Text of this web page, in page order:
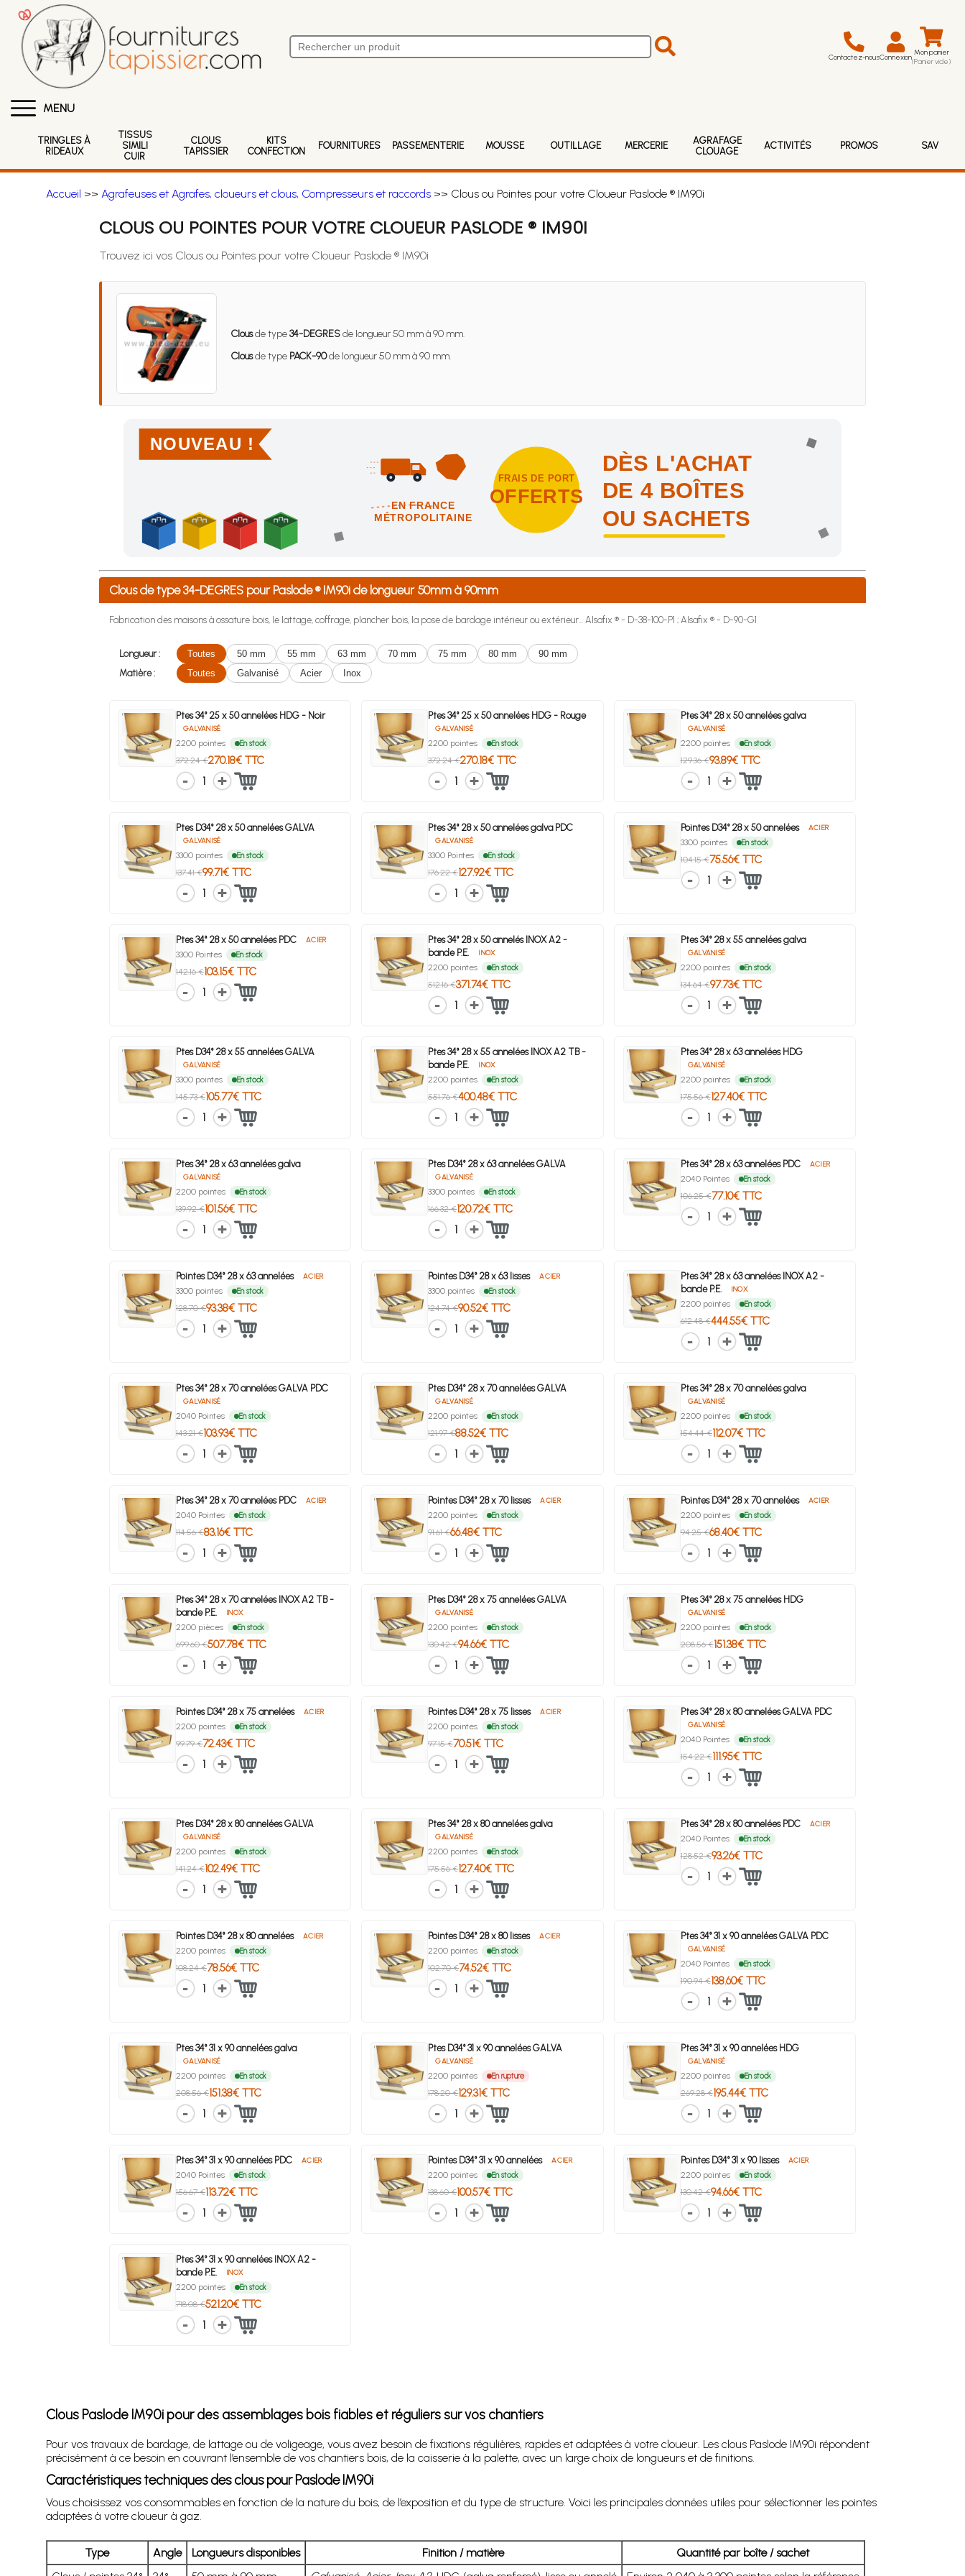
Contactez-nousConnexion Mon panier
(Panier vide)
MENU
TRINGLES À
RIDEAUX
TISSUS
SIMILI
CUIR
CLOUS
TAPISSIER
KITS
CONFECTION
FOURNITURES PASSEMENTERIE MOUSSE OUTILLAGE MERCERIE
AGRAFAGE
CLOUAGE
ACTIVITÉS PROMOS SAV
Accueil >> Agrafeuses et Agrafes, cloueurs et clous, Compresseurs et raccords>> Clous ou Pointes pour votre Cloueur Paslode ® IM90i
CLOUS OU POINTES POUR VOTRE CLOUEUR PASLODE ® IM90I
Trouvez ici vos Clous ou Pointes pour votre Cloueur Paslode ® IM90i
Clousde type34-DEGRESde longueur 50 mm à 90 mm.
Clousde type PACK-90de longueur 50 mm à 90 mm.
NOUVEAU !
EN FRANCE
MÉTROPOLITAINE
FRAIS DE PORT
OFFERTS
DÈS L'ACHAT
DE 4 BOÎTES
OU SACHETS
Achetez 4 sachets ou boîtes d'agrafes ou de pointes et nous vous offrons les frais de port en France métropolitaine !
Clous de type 34-DEGRES pour Paslode ® IM90i de longueur 50mm à 90mm
Fabrication des maisons à ossature bois, le lattage, coffrage, plancher bois, la pose de bardage intérieur ou extérieur... Alsafix ® - D-38-100-P1 ; Alsafix ® - D-90-G1
Longueur : Toutes 50 mm 55 mm 63 mm 70 mm 75 mm 80 mm
90 mm
Matière :
Toutes Galvanisé Acier Inox
Ptes 34° 25 x 50 annelées HDG - Noir
GALVANISÉ
2200 pointes En stock
372.24 €270.18€ TTC
1
Ptes 34° 25 x 50 annelées HDG - Rouge
GALVANISÉ
2200 pointes En stock
372.24 €270.18€ TTC
1
Ptes 34° 28 x 50 annelées galva
GALVANISÉ
2200 pointes En stock
129.36 €93.89€ TTC
1
Ptes D34° 28 x 50 annelées GALVA
GALVANISÉ
3300 pointes En stock
137.41 €99.71€ TTC
1
Ptes 34° 28 x 50 annelées galva PDC
GALVANISÉ
3300 Pointes En stock
176.22 €127.92€ TTC
1
Pointes D34° 28 x 50 annelées ACIER
3300 pointes En stock
104.15 €75.56€ TTC
1
Ptes 34° 28 x 50 annelées PDC ACIER
3300 Pointes En stock
142.16 €103.15€ TTC
1
Ptes 34° 28 x 50 annelés INOX A2 -
bande P.E.
INOX
2200 pointes En stock
512.16 €371.74€ TTC
1
Ptes 34° 28 x 55 annelées galva
GALVANISÉ
2200 pointes En stock
134.64 €97.73€ TTC
1
Ptes D34° 28 x 55 annelées GALVA
GALVANISÉ
3300 pointes En stock
145.73 €105.77€ TTC
1
Ptes 34° 28 x 55 annelées INOX A2 TB -
bande P.E.
INOX
2200 pointes En stock
551.76 €400.48€ TTC
1
Ptes 34° 28 x 63 annelées HDG
GALVANISÉ
2200 pointes En stock
175.56 €127.40€ TTC
1
Ptes 34° 28 x 63 annelées galva
GALVANISÉ
2200 pointes En stock
139.92 €101.56€ TTC
1
Ptes D34° 28 x 63 annelées GALVA
GALVANISÉ
3300 pointes En stock
166.32 €120.72€ TTC
1
Ptes 34° 28 x 63 annelées PDC ACIER
2040 Pointes En stock
106.25 €77.10€ TTC
1
Pointes D34° 28 x 63 annelées ACIER
3300 pointes En stock
128.70 €93.38€ TTC
1
Pointes D34° 28 x 63 lisses ACIER
3300 pointes En stock
124.74 €90.52€ TTC
1
Ptes 34° 28 x 63 annelées INOX A2 -
bande P.E.
INOX
2200 pointes En stock
612.48 €444.55€ TTC
1
Ptes 34° 28 x 70 annelées GALVA PDC
GALVANISÉ
2040 Pointes En stock
143.21 €103.93€ TTC
1
Ptes D34° 28 x 70 annelées GALVA
GALVANISÉ
2200 pointes En stock
121.97 €88.52€ TTC
1
Ptes 34° 28 x 70 annelées galva
GALVANISÉ
2200 pointes En stock
154.44 €112.07€ TTC
1
Ptes 34° 28 x 70 annelées PDC ACIER
2040 Pointes En stock
114.56 €83.16€ TTC
1
Pointes D34° 28 x 70 lisses ACIER
2200 pointes En stock
91.61 €66.48€ TTC
1
Pointes D34° 28 x 70 annelées ACIER
2200 pointes En stock
94.25 €68.40€ TTC
1
Ptes 34° 28 x 70 annelées INOX A2 TB -
bande P.E.
INOX
2200 pièces En stock
699.60 €507.78€ TTC
1
Ptes D34° 28 x 75 annelées GALVA
GALVANISÉ
2200 pointes En stock
130.42 €94.66€ TTC
1
Ptes 34° 28 x 75 annelées HDG
GALVANISÉ
2200 pointes En stock
208.56 €151.38€ TTC
1
Pointes D34° 28 x 75 annelées ACIER
2200 pointes En stock
99.79 €72.43€ TTC
1
Pointes D34° 28 x 75 lisses ACIER
2200 pointes En stock
97.15 €70.51€ TTC
1
Ptes 34° 28 x 80 annelées GALVA PDC
GALVANISÉ
2040 Pointes En stock
154.22 €111.95€ TTC
1
Ptes D34° 28 x 80 annelées GALVA
GALVANISÉ
2200 pointes En stock
141.24 €102.49€ TTC
1
Ptes 34° 28 x 80 annelées galva
GALVANISÉ
2200 pointes En stock
175.56 €127.40€ TTC
1
Ptes 34° 28 x 80 annelées PDC ACIER
2040 Pointes En stock
128.52 €93.26€ TTC
1
Pointes D34° 28 x 80 annelées ACIER
2200 pointes En stock
108.24 €78.56€ TTC
1
Pointes D34° 28 x 80 lisses ACIER
2200 pointes En stock
102.70 €74.52€ TTC
1
Ptes 34° 31 x 90 annelées GALVA PDC
GALVANISÉ
2040 Pointes En stock
190.94 €138.60€ TTC
1
Ptes 34° 31 x 90 annelées galva
GALVANISÉ
2200 pointes En stock
208.56 €151.38€ TTC
1
Ptes D34° 31 x 90 annelées GALVA
GALVANISÉ
2200 pointes En rupture
178.20 €129.31€ TTC
1
Ptes 34° 31 x 90 annelées HDG
GALVANISÉ
2200 pointes En stock
269.28 €195.44€ TTC
1
Ptes 34° 31 x 90 annelées PDC ACIER
2040 Pointes En stock
156.67 €113.72€ TTC
1
Pointes D34° 31 x 90 annelées ACIER
2200 pointes En stock
138.60 €100.57€ TTC
1
Pointes D34° 31 x 90 lisses ACIER
2200 pointes En stock
130.42 €94.66€ TTC
1
Ptes 34° 31 x 90 annelées INOX A2 -
bande P.E.
INOX
2200 pointes En stock
718.08 €521.20€ TTC
1
Clous Paslode IM90i pour des assemblages bois fiables et réguliers sur vos chantiers
Pour vos travaux de bardage, de lattage ou de voligeage, vous avez besoin de fixations régulières, rapides et adaptées à votre cloueur. Les clous Paslode IM90i répondent
précisément à ce besoin en couvrant l’ensemble de vos chantiers bois, de la caisserie à la palette, avec un large choix de longueurs et de finitions.
Caractéristiques techniques des clous pour Paslode IM90i
Vous choisissez vos consommables en fonction de la nature du bois, de l’exposition et du type de structure. Voici les principales données utiles pour sélectionner les pointes
adaptées à votre cloueur à gaz.
Type Angle Longueurs disponibles Finition / matière
Quantité par boîte / sachet